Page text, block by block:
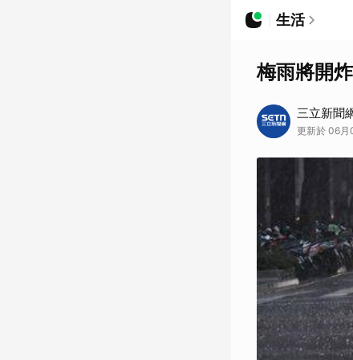
生活
梅雨將開
三立新聞
更新於 06